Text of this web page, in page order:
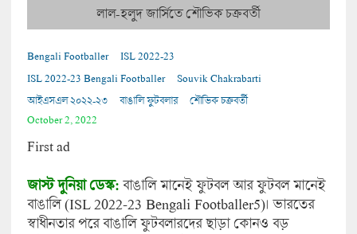
লাল-হলুদ জার্সিতে শৌভিক চক্রবর্তী
Bengali Footballer
ISL 2022-23
ISL 2022-23 Bengali Footballer
Souvik Chakrabarti
আইএসএল ২০২২-২৩
বাঙালি ফুটবলার
শৌভিক চক্রবর্তী
October 2, 2022
First ad
জাস্ট দুনিয়া ডেস্ক:বাঙালি মানেই ফুটবল আর ফুটবল মানেই
বাঙালি (ISL 2022-23 Bengali Footballer5)। ভারতের
স্বাধীনতার পরে বাঙালি ফুটবলারদের ছাড়া কোনও বড়